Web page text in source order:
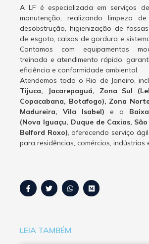
A LF é especializada em serviços
manutenção, realizando limpeza
desobstrução, higienização de
de esgoto, caixas de gordura e
Contamos com equipamentos
treinada e atendimento rápido,
eficiência e conformidade ambiental.
Atendemos todo o Rio de Janeiro,
Tijuca, Jacarepaguá, Zona Sul
Copacabana, Botafogo), Zona
Madureira, Vila Isabel) e a
(Nova Iguaçu, Duque de Caxias,
Belford Roxo), oferecendo serviço
para residências, comércios, indústrias
LEIA TAMBÉM